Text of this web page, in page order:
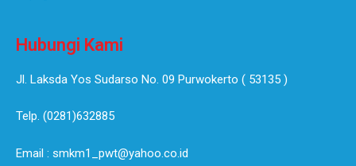
Hubungi Kami
Jl. Laksda Yos Sudarso No. 09 Purwokerto ( 53135 )​
Telp. (0281)632885
Email : smkm1_pwt@yahoo.co.id